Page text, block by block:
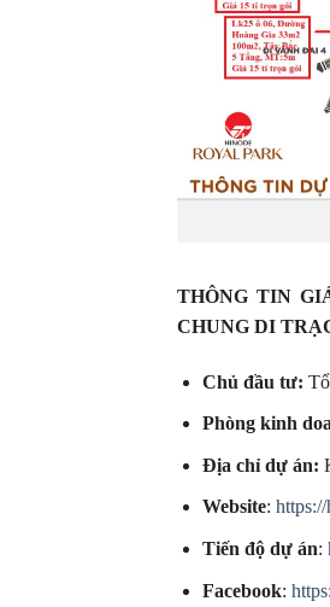
THÔNG TIN
CHUNG DI
Chủ đầu tư:
Phòng kinh
Địa chỉ dự án:
Website:
Tiến độ dự án:
Facebook: